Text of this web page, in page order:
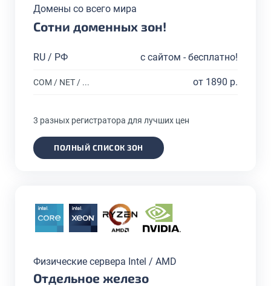
Домены со всего мира
Сотни доменных зон!
RU / РФ с сайтом - бесплатно!
COM / NET / ... от 1890 р.
3 разных регистратора для лучших цен
ПОЛНЫЙ СПИСОК ЗОН
Физические сервера Intel / AMD
Отдельное железо